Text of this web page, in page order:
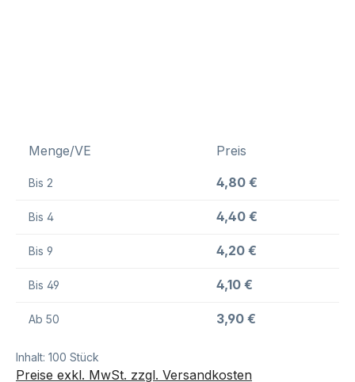
Menge/VE Preis
Bis 2 4,80 €
Bis 4 4,40 €
Bis 9 4,20 €
Bis 49 4,10 €
Ab 50 3,90 €
Inhalt: 100 Stück
Preise exkl. MwSt. zzgl. Versandkosten